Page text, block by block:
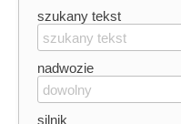
szukany tekst
nadwozie
dowolny
silnik